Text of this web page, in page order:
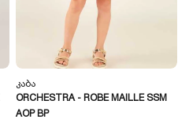
Კაბა
ORCHESTRA - ROBE MAILLE SSM
AOP BP